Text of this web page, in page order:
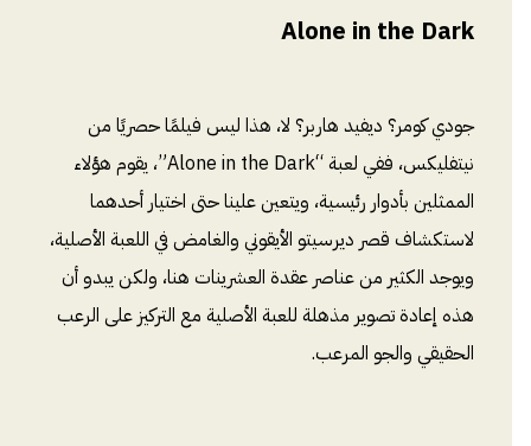
Alone in the Dark
جودي كومر؟ ديفيد هاربر؟ لا، هذا ليس فيلمًا حصريًا من
نيتفليكس، ففي لعبة “Alone in the Dark”، يقوم هؤلاء
الممثلين بأدوار رئيسية، ويتعين علينا حتى اختيار أحدهما
لاستكشاف قصر ديرسيتو الأيقوني والغامض في اللعبة الأصلية،
ويوجد الكثير من عناصر عقدة العشرينات هنا، ولكن يبدو أن
هذه إعادة تصوير مذهلة للعبة الأصلية مع التركيز على الرعب
الحقيقي والجو المرعب.